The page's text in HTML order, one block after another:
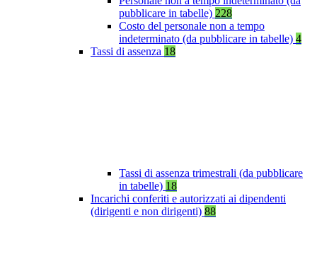
pubblicare in tabelle) 228
Costo del personale non a tempo
indeterminato (da pubblicare in tabelle) 4
Tassi di assenza 18
Tassi di assenza trimestrali (da pubblicare
in tabelle) 18
Incarichi conferiti e autorizzati ai dipendenti
(dirigenti e non dirigenti) 88